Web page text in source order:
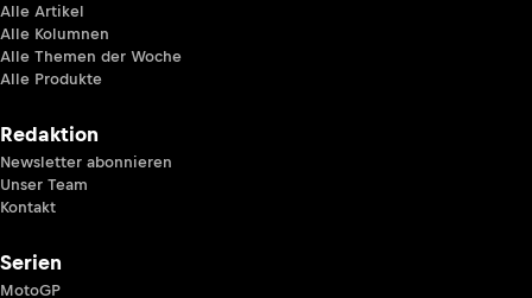
Alle Artikel
Alle Kolumnen
Alle Themen der Woche
Alle Produkte
Redaktion
Newsletter abonnieren
Unser Team
Kontakt
Serien
MotoGP